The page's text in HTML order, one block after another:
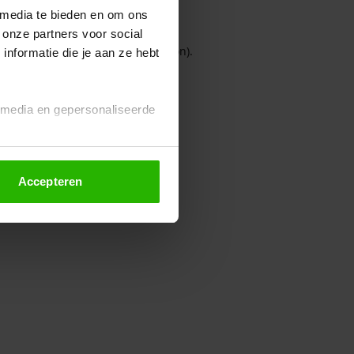
te bieden en om ons
partners voor social
die je aan ze hebt
en gepersonaliseerde
altijd wijzigen of
Accepteren
console for more information).